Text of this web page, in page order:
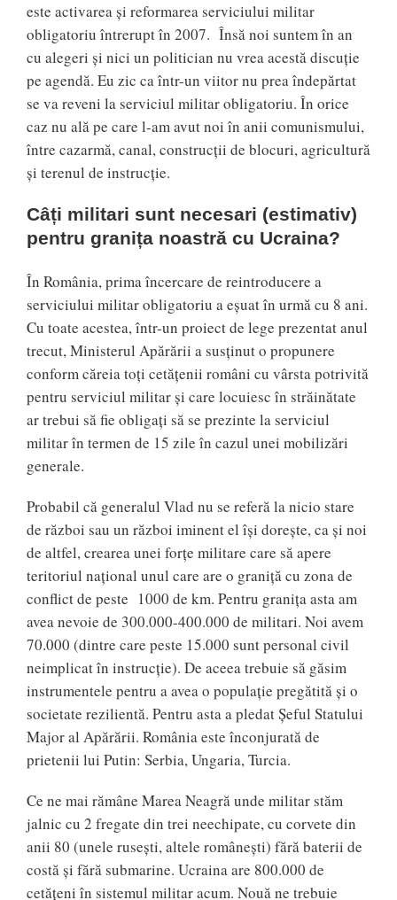
este activarea și reformarea serviciului militar
obligatoriu întrerupt în 2007. Însă noi suntem în an
cu alegeri și nici un politician nu vrea acestă discuție
pe agendă. Eu zic ca într-un viitor nu prea îndepărtat
se va reveni la serviciul militar obligatoriu. În orice
caz nu ală pe care l-am avut noi în anii comunismului,
între cazarmă, canal, construcții de blocuri, agricultură
și terenul de instrucție.
Câți militari sunt necesari (estimativ)
pentru granița noastră cu Ucraina?
În România, prima încercare de reintroducere a
serviciului militar obligatoriu a eșuat în urmă cu 8 ani.
Cu toate acestea, într-un proiect de lege prezentat anul
trecut, Ministerul Apărării a susținut o propunere
conform căreia toți cetățenii români cu vârsta potrivită
pentru serviciul militar și care locuiesc în străinătate
ar trebui să fie obligați să se prezinte la serviciul
militar în termen de 15 zile în cazul unei mobilizări
generale.
Probabil că generalul Vlad nu se referă la nicio stare
de război sau un război iminent el își dorește, ca și noi
de altfel, crearea unei forțe militare care să apere
teritoriul național unul care are o graniță cu zona de
conflict de peste 1000 de km. Pentru granița asta am
avea nevoie de 300.000-400.000 de militari. Noi avem
70.000 (dintre care peste 15.000 sunt personal civil
neimplicat în instrucție). De aceea trebuie să găsim
instrumentele pentru a avea o populație pregătită și o
societate rezilientă. Pentru asta a pledat Șeful Statului
Major al Apărării. România este înconjurată de
prietenii lui Putin: Serbia, Ungaria, Turcia.
Ce ne mai rămâne Marea Neagră unde militar stăm
jalnic cu 2 fregate din trei neechipate, cu corvete din
anii 80 (unele rusești, altele românești) fără baterii de
costă și fără submarine. Ucraina are 800.000 de
cetățeni în sistemul militar acum. Nouă ne trebuie